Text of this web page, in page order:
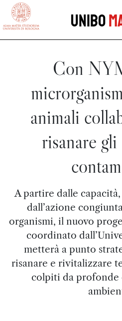
vai al contenuto della pagina
Unibo
Con
animali
risanare
A partire dalle
dall’azione
organismi, il nuovo
coordinato
metterà a punto
risanare e rivitalizzare
colpiti da